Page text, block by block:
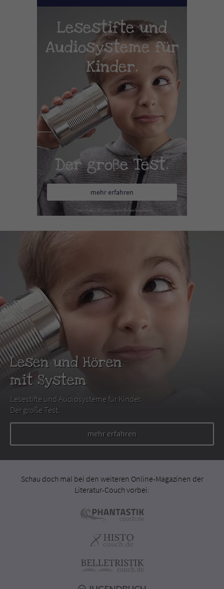
Lesestifte und
Audiosysteme für
Kinder.
Der große Test.
mehr erfahren
Lesen und Hören
mit System
Lesestifte und Audiosysteme für Kinder.
Der große Test.
mehr erfahren
Schau doch mal bei den weiteren Online-Magazinen der
Literatur-Couch vorbei: